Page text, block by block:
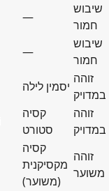
—
שיבוש
חמור
—
שיבוש
חמור
יסמין לילה
זוהה
במדויק
קסיה
סטורט
זוהה
במדויק
קסיה
מקסיקנית
(משוער)
זוהה
משוער